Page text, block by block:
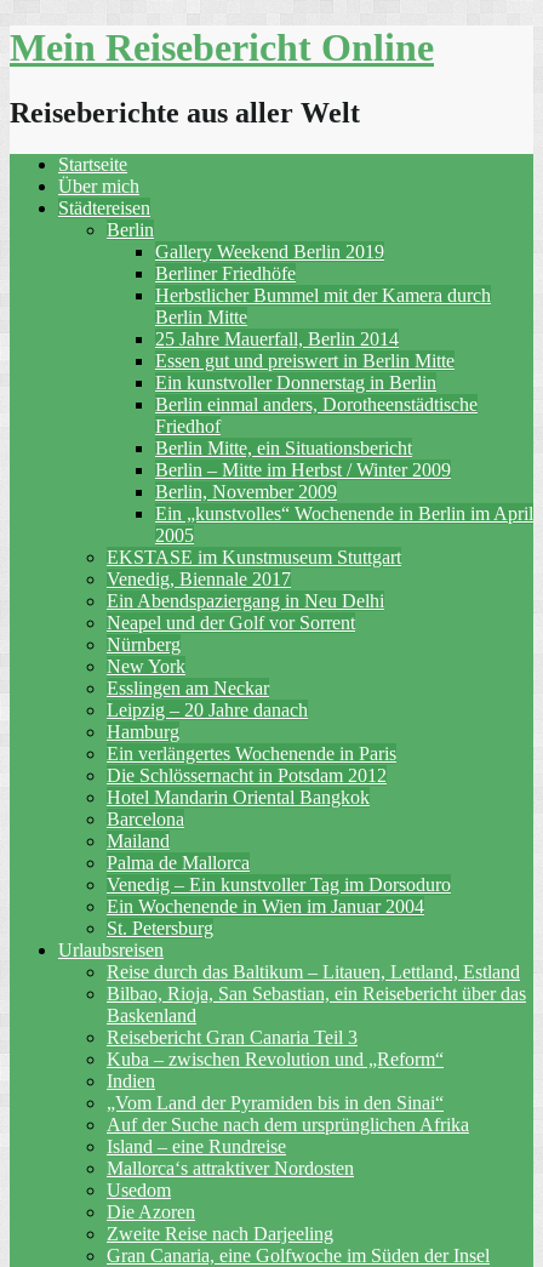
Skip
to
Mein Reisebericht Online
Reiseberichte aus aller Welt
Startseite
Über mich
Städtereisen
Berlin
Gallery Weekend Berlin 2019
Berliner Friedhöfe
Herbstlicher Bummel mit der Kamera durch
Berlin Mitte
25 Jahre Mauerfall, Berlin 2014
Essen gut und preiswert in Berlin Mitte
Ein kunstvoller Donnerstag in Berlin
Berlin einmal anders, Dorotheenstädtische
Friedhof
Berlin Mitte, ein Situationsbericht
Berlin – Mitte im Herbst / Winter 2009
Berlin, November 2009
Ein „kunstvolles“ Wochenende in Berlin im April
2005
EKSTASE im Kunstmuseum Stuttgart
Venedig, Biennale 2017
Ein Abendspaziergang in Neu Delhi
Neapel und der Golf vor Sorrent
Nürnberg
New York
Esslingen am Neckar
Leipzig – 20 Jahre danach
Hamburg
Ein verlängertes Wochenende in Paris
Die Schlössern​acht in Potsdam 2012
Hotel Mandarin Oriental Bangkok
Barcelona
Mailand
Palma de Mallorca
Venedig – Ein kunstvoller Tag im Dorsoduro
Ein Wochenende in Wien im Januar 2004
St. Petersburg
Urlaubsreisen
Reise durch das Baltikum – Litauen, Lettland, Estland
Bilbao, Rioja, San Sebastian, ein Reisebericht über das
Baskenland
Reisebericht Gran Canaria Teil 3
Kuba – zwischen Revolution und „Reform“
Indien
„Vom Land der Pyramiden bis in den Sinai“
Auf der Suche nach dem ursprünglichen Afrika
Island – eine Rundreise
Mallorca‘s attraktiver Nordosten
Usedom
Die Azoren
Zweite Reise nach Darjeeling
Gran Canaria, eine Golfwoche im Süden der Insel